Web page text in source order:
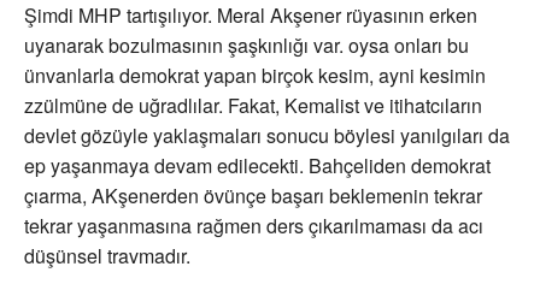
Şimdi MHP tartışılıyor. Meral Akşener rüyasının erken
uyanarak bozulmasının şaşkınlığı var. oysa onları bu
ünvanlarla demokrat yapan birçok kesim, ayni kesimin
zzülmüne de uğradlılar. Fakat, Kemalist ve itihatcıların
devlet gözüyle yaklaşmaları sonucu böylesi yanılgıları da
ep yaşanmaya devam edilecekti. Bahçeliden demokrat
çıarma, AKşenerden övünçe başarı beklemenin tekrar
tekrar yaşanmasına rağmen ders çıkarılmaması da acı
düşünsel travmadır.